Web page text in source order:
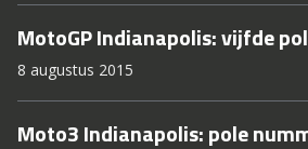
MotoGP Indianapolis: vijfde
8 augustus 2015
Moto3 Indianapolis: pole